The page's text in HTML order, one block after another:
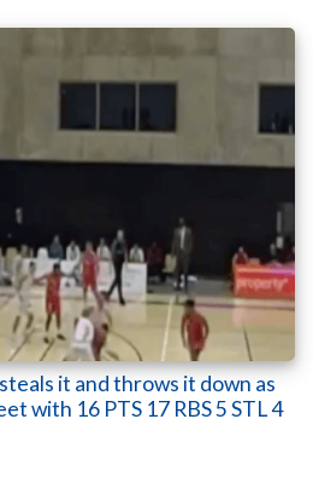
it and throws it down as
with 16 PTS 17 RBS 5 STL 4